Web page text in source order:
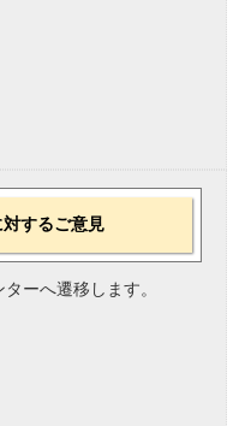
するご意見
ーへ遷移します。